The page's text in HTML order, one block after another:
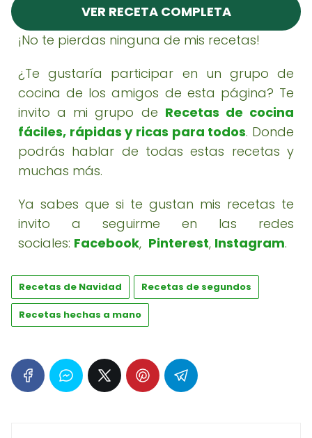
VER RECETA COMPLETA
¡No te pierdas ninguna de mis recetas!
¿Te gustaría participar en un grupo de
cocina de los amigos de esta página? Te
invito a mi grupo de Recetas de cocina
fáciles, rápidas y ricas para todos. Donde
podrás hablar de todas estas recetas y
muchas más.
Ya sabes que si te gustan mis recetas te
invito a seguirme en las redes
sociales: Facebook, Pinterest, Instagram.
Recetas de Navidad Recetas de segundos
Recetas hechas a mano